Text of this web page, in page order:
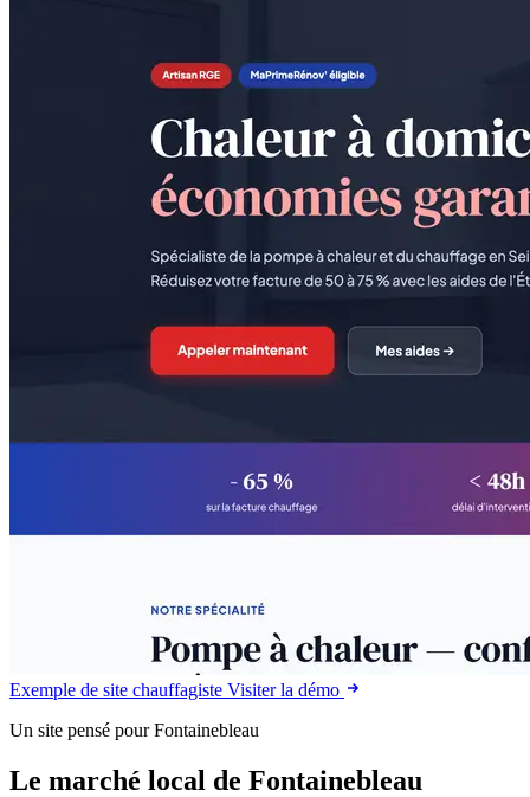
Exemple de site chauffagiste Visiter la démo
Un site pensé pour Fontainebleau
Le marché local de Fontainebleau